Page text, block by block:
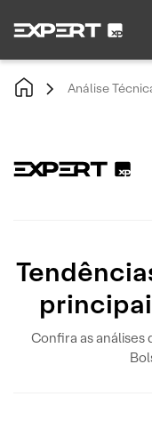
Análise
Confira as análises